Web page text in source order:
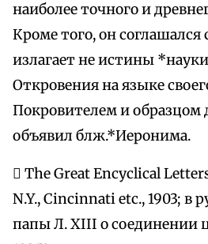
наиболее точного и
Кроме того, он соглашался
излагает не истины
Откровения на языке
Покровителем и образцом
объявил блж.*Иеронима.
 The Great Encyclical
N.Y., Cincinnаti etc., 1903; в
папы Л. XIII о соединении